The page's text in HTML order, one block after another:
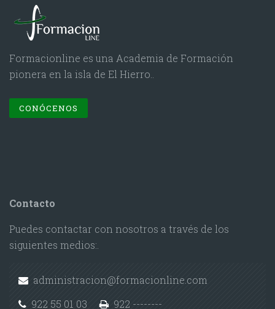
Formacionline es una Academia de Formación
pionera en la isla de El Hierro..
CONÓCENOS
Contacto
Puedes contactar con nosotros a través de los
siguientes medios:.
administracion@formacionline.com
922 55 01 03
922 --------